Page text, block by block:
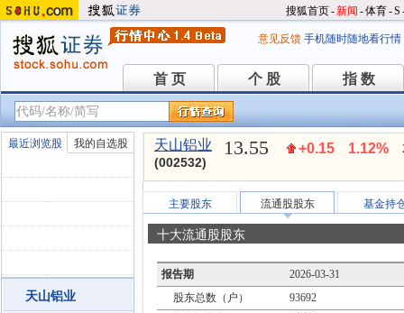
搜狐首页-新闻 -体育-S
意见反馈 手机随时随地看行情
首 页
首 页 个 股
个 股 指 数
指 数
最近浏览股 我的自选股
天山铝业
天山铝业
(002532)
13.55 +0.15 1.12%
主要股东 流通股股东 基金持
十大流通股股东
报告期
2026-03-31
股东总数（户）
93692